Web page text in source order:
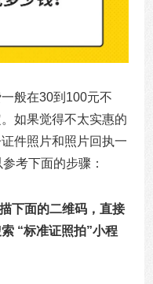
般在30到100元不
如果觉得不太实惠的
件照片和照片回执一
考下面的步骤：
下面的二维码，直接
“标准证照拍”小程